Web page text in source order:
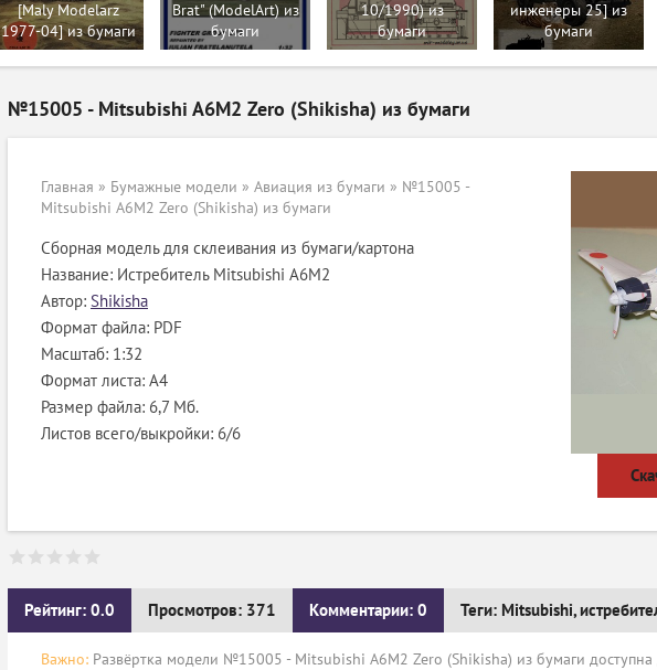
[Maly Modelarz
1977-04] из бумаги
Brat" (ModelArt) из
бумаги
10/1990) из
бумаги
инженеры 25] из
бумаги
№15005 - Mitsubishi A6M2 Zero (Shikisha) из бумаги
Главная » Бумажные модели » Авиация из бумаги » №15005 -
Mitsubishi A6M2 Zero (Shikisha) из бумаги
Сборная модель для склеивания из бумаги/картона
Название: Истребитель Mitsubishi A6M2
Автор: Shikisha
Формат файла: PDF
Масштаб: 1:32
Формат листа: А4
Размер файла: 6,7 Мб.
Листов всего/выкройки: 6/6
Рейтинг: 0.0 Просмотров: 371 Комментарии: 0 Теги: Mitsubishi,
Важно: Развёртка модели №15005 - Mitsubishi A6M2 Zero (Shikisha) из бумаги доступна